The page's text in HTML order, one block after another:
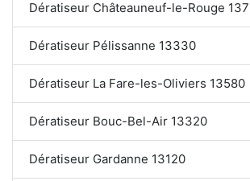
Dératiseur Châteauneuf-le-Rouge
Dératiseur Pélissanne 13330
Dératiseur La Fare-les-Oliviers 13580
Dératiseur Bouc-Bel-Air 13320
Dératiseur Gardanne 13120